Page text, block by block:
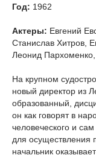
Год: 1962
Актеры: Евгений
Станислав Хитров,
Леонид
На крупном
новый директор из
образованный,
он как говорят в
человеческого и
для осуществления
начальник